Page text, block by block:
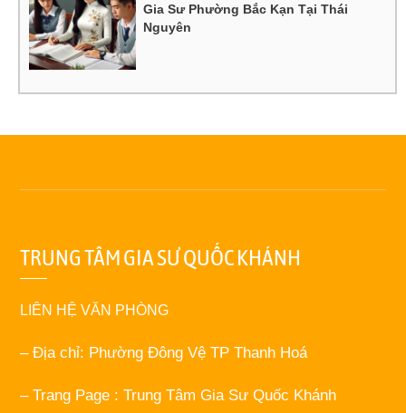
Gia Sư Phường Bắc Kạn Tại Thái
Nguyên
TRUNG TÂM GIA SƯ QUỐC KHÁNH
LIÊN HỆ VĂN PHÒNG
– Địa chỉ: Phường Đông Vệ TP Thanh Hoá
– Trang Page : Trung Tâm Gia Sư Quốc Khánh